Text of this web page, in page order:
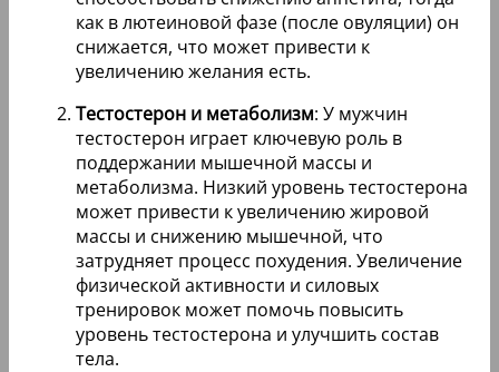
как в лютеиновой фазе (после овуляции) он
снижается, что может привести к
увеличению желания есть.
Тестостерон и метаболизм: У мужчин
тестостерон играет ключевую роль в
поддержании мышечной массы и
метаболизма. Низкий уровень тестостерона
может привести к увеличению жировой
массы и снижению мышечной, что
затрудняет процесс похудения. Увеличение
физической активности и силовых
тренировок может помочь повысить
уровень тестостерона и улучшить состав
тела.